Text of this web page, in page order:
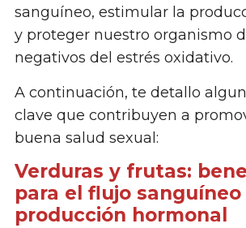
sanguíneo, estimular la
y proteger nuestro organismo
negativos del estrés oxidativo.
A continuación, te detallo
clave que contribuyen a
buena salud sexual:
Verduras y frutas:
para el flujo sanguíneo
producción hormonal